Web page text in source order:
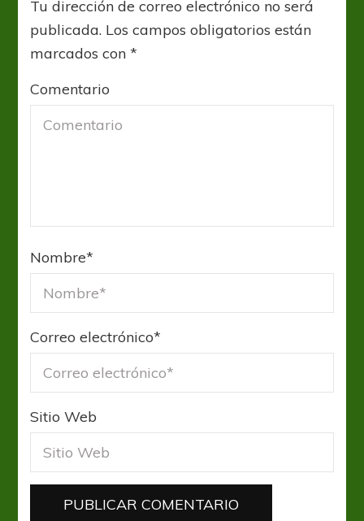
Tu dirección de correo electrónico no será
publicada. Los campos obligatorios están
marcados con*
Comentario
Nombre*
Correo electrónico*
Sitio Web